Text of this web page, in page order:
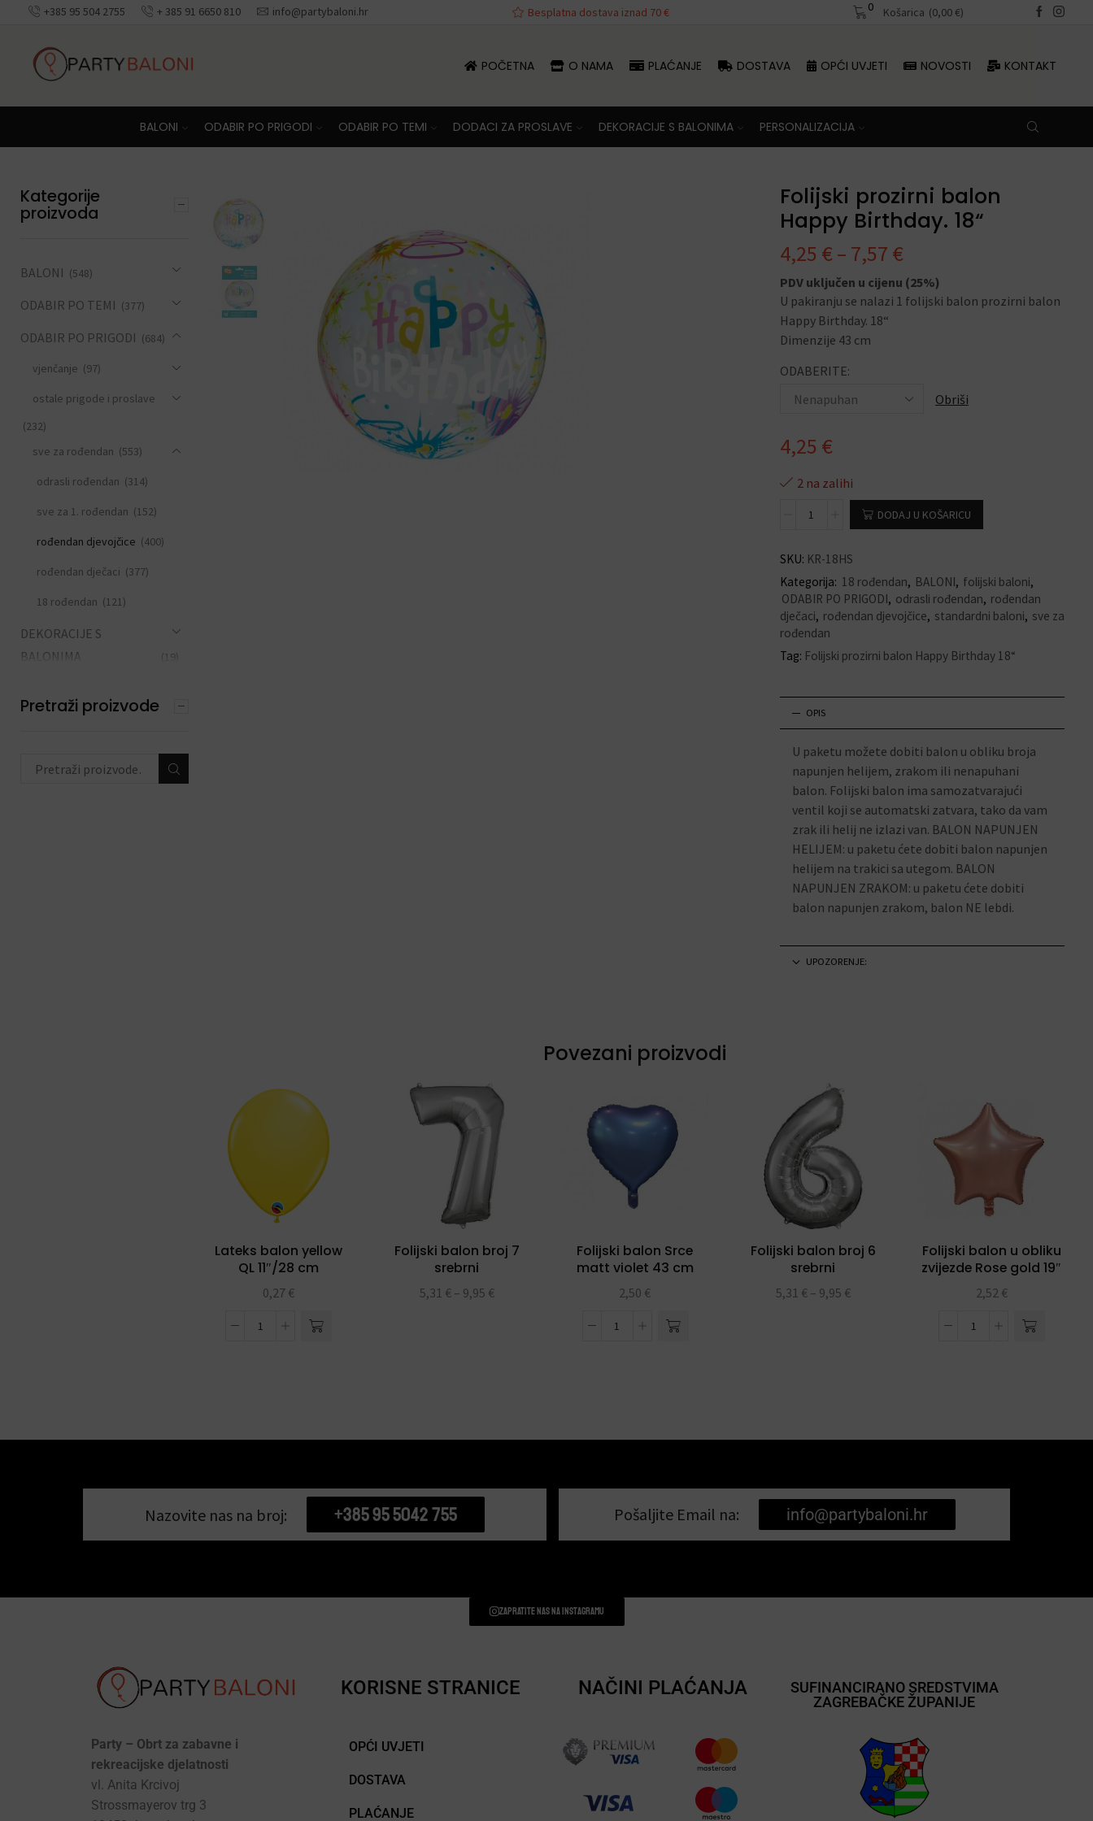
+385 95 504 2755 + 385 91 6650 810 info@partybaloni.hr Besplatna dostava iznad 70 € Besplatna dostava iznad 70 € Besplatna
0 Košarica (0,00€)
POČETNA O NAMA PLAĆANJE DOSTAVA OPĆI UVJETI NOVOSTI KONTAKT
BALONI ODABIR PO PRIGODI ODABIR PO TEMI DODACI ZA PROSLAVE DEKORACIJE S BALONIMA PERSONALIZACIJA
Folijski prozirni balon
Happy Birthday. 18“
4,25 €– 7,57 €
PDV uključen u cijenu (25%)
U pakiranju se nalazi 1 folijski balon prozirni balon
Happy Birthday. 18“
Dimenzije 43 cm
ODABERITE:
Obriši
4,25 €
2 na zalihi
DODAJ U KOŠARICU
SKU: KR-18HS
Kategorija: 18 rođendan, BALONI, folijski baloni,
ODABIR PO PRIGODI, odrasli rođendan, rođendan
dječaci, rođendan djevojčice, standardni baloni, sve za
rođendan
Tag: Folijski prozirni balon Happy Birthday 18“
OPIS
U paketu možete dobiti balon u obliku broja
napunjen helijem, zrakom ili nenapuhani
balon. Folijski balon ima samozatvarajući
ventil koji se automatski zatvara, tako da vam
zrak ili helij ne izlazi van. BALON NAPUNJEN
HELIJEM: u paketu ćete dobiti balon napunjen
helijem na trakici sa utegom. BALON
NAPUNJEN ZRAKOM: u paketu ćete dobiti
balon napunjen zrakom, balon NE lebdi.
UPOZORENJE:
Povezani proizvodi
Lateks balon yellow
QL 11″/28 cm
0,27 €
Folijski balon broj 7
srebrni
5,31 € – 9,95 €
Folijski balon Srce
matt violet 43 cm
2,50 €
Folijski balon broj 6
srebrni
5,31 € – 9,95 €
Folijski balon u obliku
zvijezde Rose gold 19″
2,52 €
Kategorije
proizvoda
BALONI (548)
ODABIR PO TEMI (377)
ODABIR PO PRIGODI (684)
vjenčanje (97)
ostale prigode i proslave
(232)
sve za rođendan (553)
odrasli rođendan (314)
sve za 1. rođendan (152)
rođendan djevojčice (400)
rođendan dječaci (377)
18 rođendan (121)
DEKORACIJE S
BALONIMA
(19)
Pretraži proizvode
Nazovite nas na broj: +385 95 5042 755 Pošaljite Email na: info@partybaloni.hr
Zapratite nas na instagramu
Party – Obrt za zabavne i
rekreacijske djelatnosti
vl. Anita Krcivoj
Strossmayerov trg 3
KORISNE STRANICE
OPĆI UVJETI
DOSTAVA
PLAĆANJE
NAČINI PLAĆANJA
SUFINANCIRANO SREDSTVIMA
ZAGREBAČKE ŽUPANIJE